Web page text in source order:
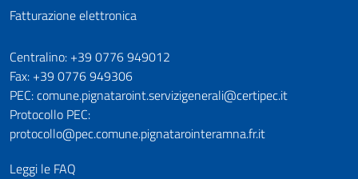
Fatturazione elettronica
Numeri utili
Centralino: +39 0776 949012
Fax: +39 0776 949306
PEC: comune.pignataroint.servizigenerali@certipec.it
Protocollo PEC:
protocollo@pec.comune.pignatarointeramna.fr.it
Leggi le FAQ